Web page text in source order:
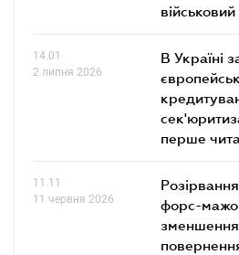
військовий
14.01
2 липня 2026
В Україні
перше
11.11
11 червня 2026
форс-